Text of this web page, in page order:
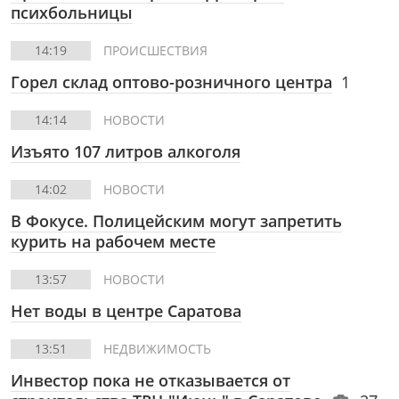
психбольницы
14:19 ПРОИСШЕСТВИЯ
Горел склад оптово-розничного центра 1
14:14 НОВОСТИ
Изъято 107 литров алкоголя
14:02 НОВОСТИ
В Фокусе. Полицейским могут запретить
курить на рабочем месте
13:57 НОВОСТИ
Нет воды в центре Саратова
13:51 НЕДВИЖИМОСТЬ
Инвестор пока не отказывается от